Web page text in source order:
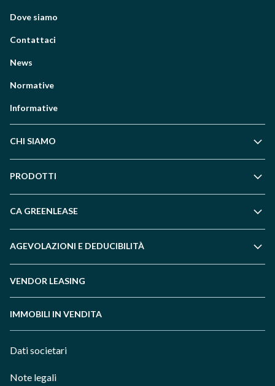
Dove siamo
Contattaci
News
Normative
Informative
CHI SIAMO
PRODOTTI
CA GREENLEASE
AGEVOLAZIONI E DEDUCIBILITÀ
VENDOR LEASING
IMMOBILI IN VENDITA
Dati societari
Note legali